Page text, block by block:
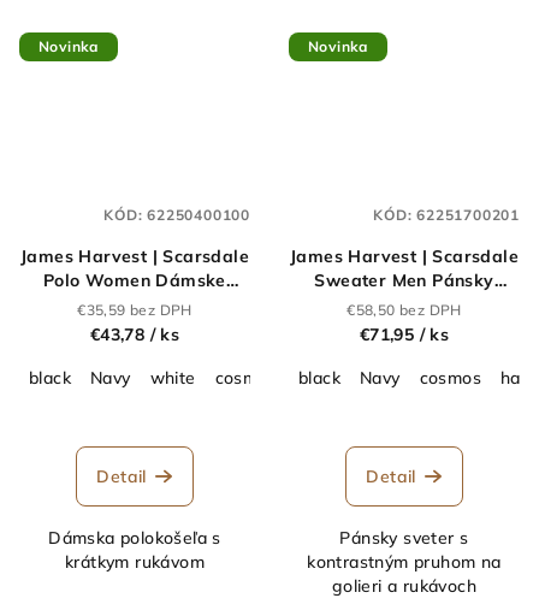
Novinka
James Harvest | Scarsdale
Polo Women Dámske
piqué polo z ťažkej
bavlny_62.2504
€35,59 bez DPH
€43,78 / ks
black
Navy white cosmos hazel
Detail
Dámska polokošeľa s
krátkym rukávom
KÓD:62250400100
Novinka
James Harvest | Scarsdale
Sweater Men Pánsky
sveter_62.2517
€58,50 bez DPH
€71,95 / ks
black
Navy cosmos
Detail
Pánsky sveter s
kontrastným pruhom na
golieri a rukávoch
KÓD:62251700201